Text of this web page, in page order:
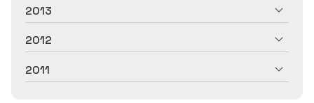
2013
2012
2011